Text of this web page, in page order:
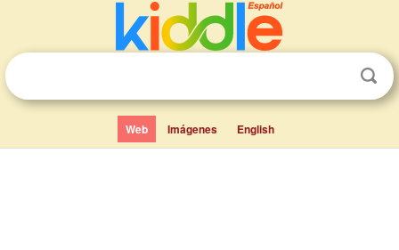
Web Imágenes English